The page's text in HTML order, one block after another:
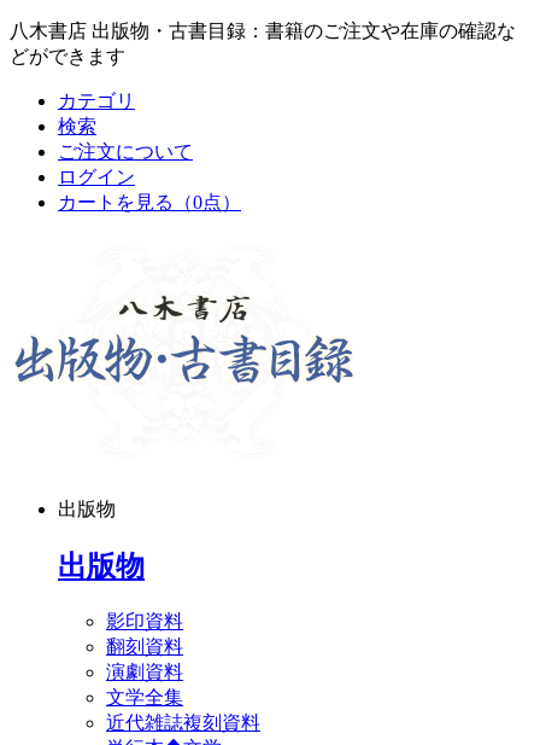
八木書店 出版物・古書目録：書籍のご注文や在庫の確認な
どができます
カテゴリ
検索
ご注文について
ログイン
カートを見る
（0点）
出版物
出版物
影印資料
翻刻資料
演劇資料
文学全集
近代雑誌複刻資料